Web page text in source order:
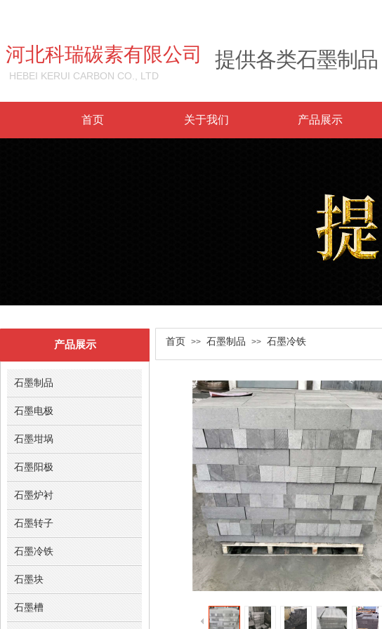
河北科瑞碳素有限公司 提供各类石墨制品
HEBEI KERUI CARBON CO., LTD
首页 关于我们 产品展示
双击此处添加文字
产品展示 首页 >> 石墨制品 >> 石墨冷铁
石墨制品
石墨电极
石墨坩埚
石墨阳极
石墨炉衬
石墨转子
石墨冷铁
石墨块
石墨槽